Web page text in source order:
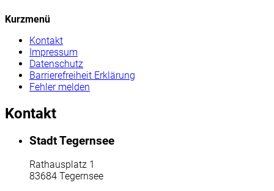
Kurzmenü
Kontakt
Impressum
Datenschutz
Barrierefreiheit Erklärung
Fehler melden
Kontakt
Stadt Tegernsee
Rathausplatz 1
83684 Tegernsee